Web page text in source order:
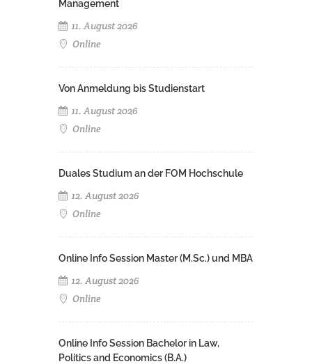
Management
11. August 2026
Online
Von Anmeldung bis Studienstart
11. August 2026
Online
Duales Studium an der FOM Hochschule
12. August 2026
Online
Online Info Session Master (M.Sc.) und MBA
12. August 2026
Online
Online Info Session Bachelor in Law,
Politics and Economics (B.A.)